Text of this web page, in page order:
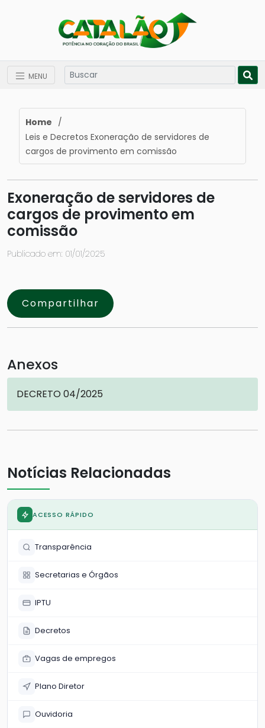
MENU
Home /
Leis e Decretos Exoneração de servidores de
cargos de provimento em comissão
Exoneração de servidores de
cargos de provimento em
comissão
Publicado em: 01/01/2025
Compartilhar
Anexos
DECRETO 04/2025
Notícias Relacionadas
ACESSO RÁPIDO
Transparência
Secretarias e Órgãos
IPTU
Decretos
Vagas de empregos
Plano Diretor
Ouvidoria